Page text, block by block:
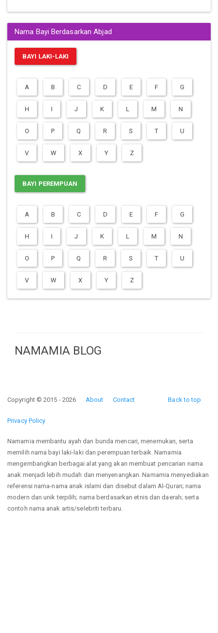
Nama Bayi Berdasarkan Abjad
BAYI LAKI-LAKI
A B C D E F G
H I J K L M N
O P Q R S T U
V W X Y Z
BAYI PEREMPUAN
A B C D E F G
H I J K L M N
O P Q R S T U
V W X Y Z
NAMAMIA BLOG
Back to top
Copyright © 2015 - 2026 About Contact
Privacy Policy
Namamia membantu ayah dan bunda mencari, menemukan, serta
memilih nama bayi laki-laki dan perempuan terbaik. Namamia
mengembangkan berbagai alat yang akan membuat pencarian nama
anak menjadi lebih mudah dan menyenangkan. Namamia menyediakan
referensi nama-nama anak islami dan disebut dalam Al-Quran; nama
modern dan unik terpilih; nama berdasarkan etnis dan daerah; serta
contoh nama anak artis/selebriti terbaru.